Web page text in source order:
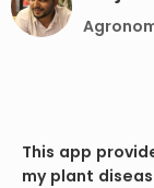
This app
my plant